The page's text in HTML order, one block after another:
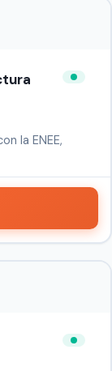
la ENEE,